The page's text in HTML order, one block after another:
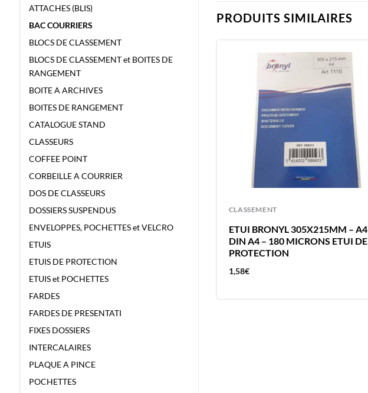
ATTACHES (BLIS)
BAC COURRIERS
BLOCS DE CLASSEMENT
BLOCS DE CLASSEMENT et BOITES DE
RANGEMENT
BOITE A ARCHIVES
BOITES DE RANGEMENT
CATALOGUE STAND
CLASSEURS
COFFEE POINT
CORBEILLE A COURRIER
DOS DE CLASSEURS
DOSSIERS SUSPENDUS
ENVELOPPES, POCHETTES et VELCRO
ETUIS
ETUIS DE PROTECTION
ETUIS et POCHETTES
FARDES
FARDES DE PRESENTATI
FIXES DOSSIERS
INTERCALAIRES
PLAQUE A PINCE
POCHETTES
PRODUITS SIMILAIRES
CLASSEMENT
ETUI BRONYL 305X215MM – A4
DIN A4 – 180 MICRONS ETUI DE
PROTECTION
1,58€
CLASSEMENT
POCHETTE A4 PP 10 DIV P/10 10
POCHETTES PERFOREES A4 POUR